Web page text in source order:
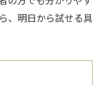
、明日から試せる具